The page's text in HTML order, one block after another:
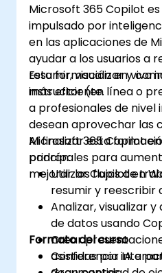
Microsoft 365 Copilot
impulsado por
en las aplicaciones de
ayudar a los usuarios a
resumir, visualizar y
más eficiente.
Esta formación en vivo
instructor (en línea o
a profesionales de nivel
desean aprovechar las
Microsoft 365 Copilot
principales para
mejorar los flujos de
Al finalizar esta
podrán:
Utilizar Copilot en
resumir y reescribir
Analizar, visualizar
de datos usando
Crear
asistidas por IA a
Formato del curso
Conferencia